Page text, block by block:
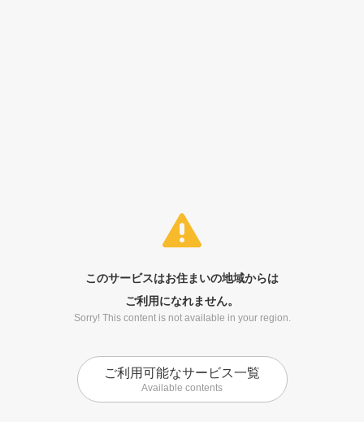
このサービスはお住まいの地域からは
ご利用になれません。
Sorry! This content is not available in your region.
ご利用可能なサービス一覧
Available contents